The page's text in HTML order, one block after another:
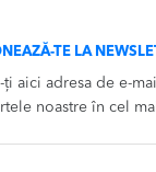
TE LA
ți aici adresa de e-
noastre în cel